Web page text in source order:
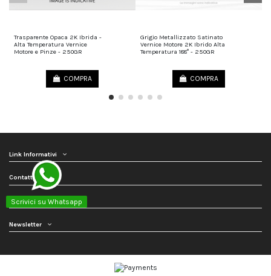
Trasparente Opaca 2K Ibrida -
Alta Temperatura Vernice
Motore e Pinze - 250GR
COMPRA
Grigio Metallizzato Satinato
Vernice Motore 2K Ibrido Alta
Temperatura 188° - 250GR
COMPRA
Link Informativi
Contattaci
Scrivici su Whatsapp
Seguici
Newsletter